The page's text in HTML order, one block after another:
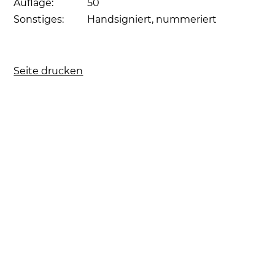
Auflage:
50
Sonstiges:
Handsigniert, nummeriert
Seite drucken